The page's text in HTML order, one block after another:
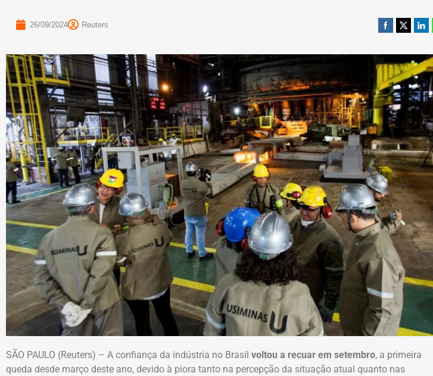
26/09/2024 Reuters
SÃO PAULO (Reuters) – A confiança da indústria no Brasil voltou a recuar em setembro, a primeira
queda desde março deste ano, devido à piora tanto na percepção da situação atual quanto nas